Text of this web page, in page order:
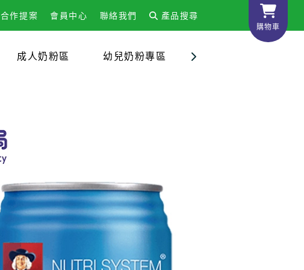
合作提案 會員中心 聯絡我們 產品搜尋
成人奶粉區 幼兒奶粉專區
購物車